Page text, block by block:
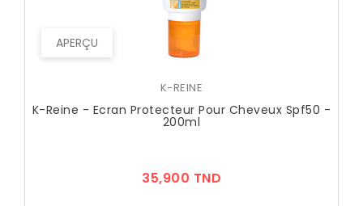
APERÇU
K-REINE
K-Reine - Ecran Protecteur Pour Cheveux Spf50 -
200ml
35,900 TND